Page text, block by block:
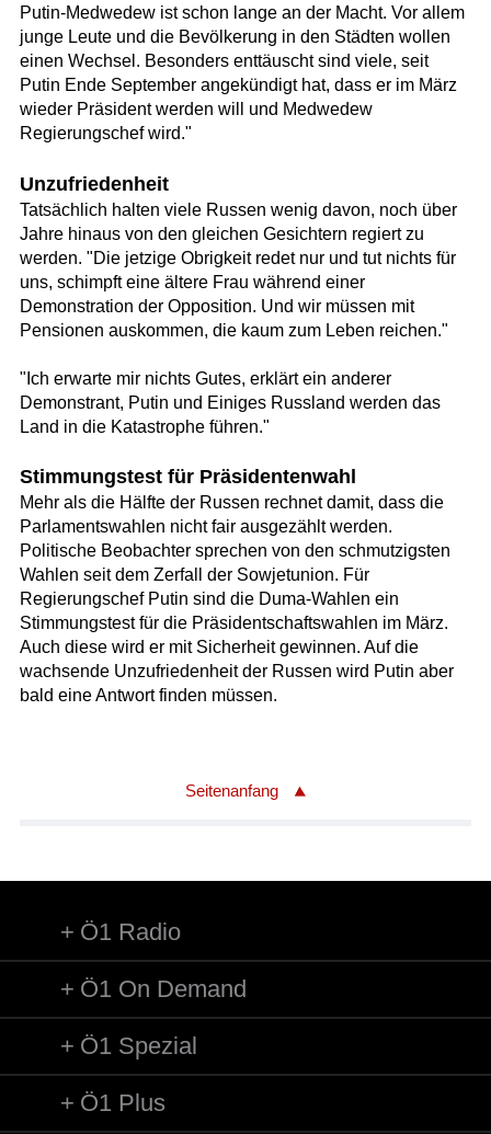
Putin-Medwedew ist schon lange an der Macht. Vor allem
junge Leute und die Bevölkerung in den Städten wollen
einen Wechsel. Besonders enttäuscht sind viele, seit
Putin Ende September angekündigt hat, dass er im März
wieder Präsident werden will und Medwedew
Regierungschef wird."
Unzufriedenheit
Tatsächlich halten viele Russen wenig davon, noch über
Jahre hinaus von den gleichen Gesichtern regiert zu
werden. "Die jetzige Obrigkeit redet nur und tut nichts für
uns, schimpft eine ältere Frau während einer
Demonstration der Opposition. Und wir müssen mit
Pensionen auskommen, die kaum zum Leben reichen."
"Ich erwarte mir nichts Gutes, erklärt ein anderer
Demonstrant, Putin und Einiges Russland werden das
Land in die Katastrophe führen."
Stimmungstest für Präsidentenwahl
Mehr als die Hälfte der Russen rechnet damit, dass die
Parlamentswahlen nicht fair ausgezählt werden.
Politische Beobachter sprechen von den schmutzigsten
Wahlen seit dem Zerfall der Sowjetunion. Für
Regierungschef Putin sind die Duma-Wahlen ein
Stimmungstest für die Präsidentschaftswahlen im März.
Auch diese wird er mit Sicherheit gewinnen. Auf die
wachsende Unzufriedenheit der Russen wird Putin aber
bald eine Antwort finden müssen.
Seitenanfang
Ö1 Radio
Ö1 On Demand
Ö1 Spezial
Ö1 Plus